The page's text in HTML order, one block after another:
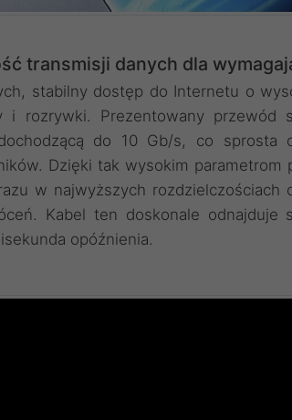
transmisji danych dla
stabilny dostęp do Internetu o
rozrywki. Prezentowany przewód
do 10 Gb/s, co sprosta
Dzięki tak wysokim parametrom
w najwyższych rozdzielczościach
Kabel ten doskonale odnajduje
opóźnienia.